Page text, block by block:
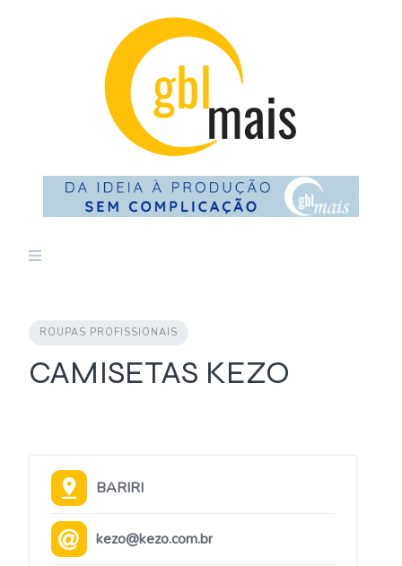
ROUPAS PROFISSIONAIS
CAMISETAS KEZO
BARIRI
kezo@kezo.com.br